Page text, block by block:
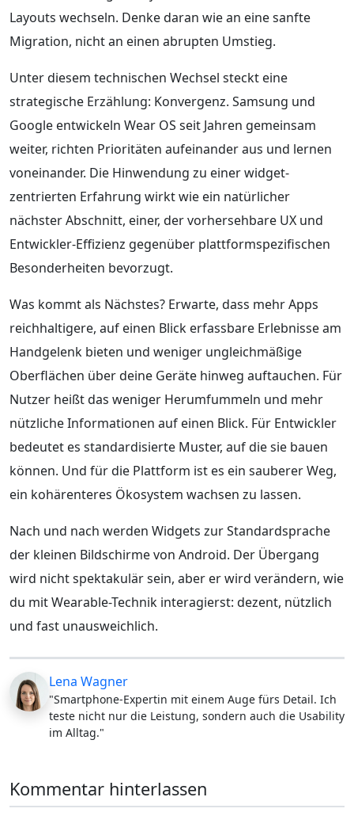
Layouts wechseln. Denke daran wie an eine sanfte
Migration, nicht an einen abrupten Umstieg.
Unter diesem technischen Wechsel steckt eine
strategische Erzählung: Konvergenz. Samsung und
Google entwickeln Wear OS seit Jahren gemeinsam
weiter, richten Prioritäten aufeinander aus und lernen
voneinander. Die Hinwendung zu einer widget-
zentrierten Erfahrung wirkt wie ein natürlicher
nächster Abschnitt, einer, der vorhersehbare UX und
Entwickler-Effizienz gegenüber plattformspezifischen
Besonderheiten bevorzugt.
Was kommt als Nächstes? Erwarte, dass mehr Apps
reichhaltigere, auf einen Blick erfassbare Erlebnisse am
Handgelenk bieten und weniger ungleichmäßige
Oberflächen über deine Geräte hinweg auftauchen. Für
Nutzer heißt das weniger Herumfummeln und mehr
nützliche Informationen auf einen Blick. Für Entwickler
bedeutet es standardisierte Muster, auf die sie bauen
können. Und für die Plattform ist es ein sauberer Weg,
ein kohärenteres Ökosystem wachsen zu lassen.
Nach und nach werden Widgets zur Standardsprache
der kleinen Bildschirme von Android. Der Übergang
wird nicht spektakulär sein, aber er wird verändern, wie
du mit Wearable-Technik interagierst: dezent, nützlich
und fast unausweichlich.
Lena Wagner
"Smartphone-Expertin mit einem Auge fürs Detail. Ich
teste nicht nur die Leistung, sondern auch die Usability
im Alltag."
Kommentar hinterlassen